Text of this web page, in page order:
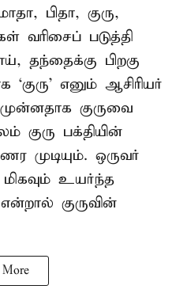
பிதா, குரு,
படுத்தி
தந்தைக்கு பிறகு
எனும் ஆசிரியர்
குருவை
குரு பக்தியின்
முடியும். ஒருவர்
உயர்ந்த
குருவின்